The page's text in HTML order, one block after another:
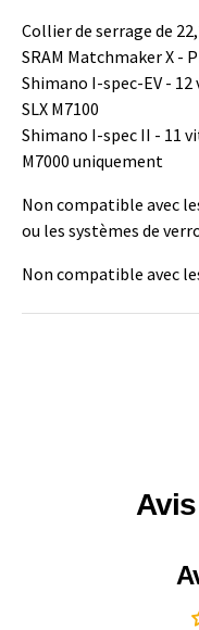
Collier de serrage de
SRAM Matchmaker X -
Shimano I-spec-EV - 12
SLX M7100
Shimano I-spec II - 11
M7000 uniquement
Non compatible avec
ou les systèmes de
Non compatible avec